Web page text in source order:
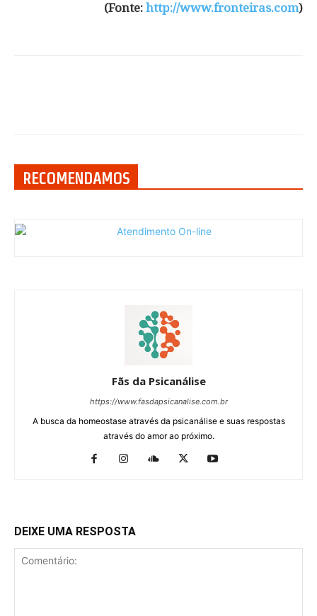
(Fonte: http://www.fronteiras.com)
RECOMENDAMOS
Fãs da Psicanálise
https://www.fasdapsicanalise.com.br
A busca da homeostase através da psicanálise e suas respostas
através do amor ao próximo.
DEIXE UMA RESPOSTA